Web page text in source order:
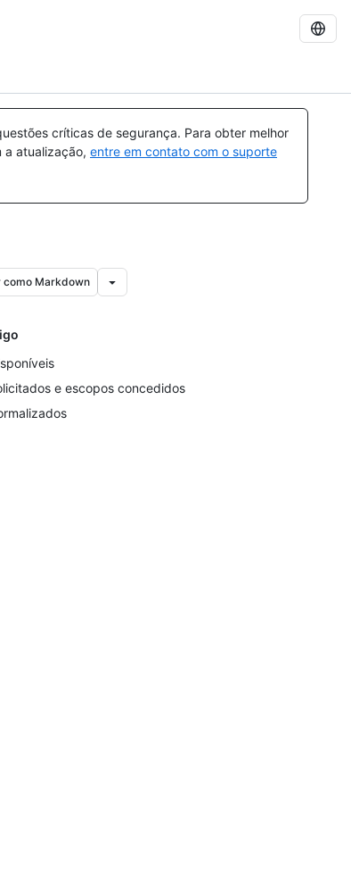
críticas de segurança. Para obter melhor
a atualização, entre em contato com o suporte
como Markdown
e escopos concedidos